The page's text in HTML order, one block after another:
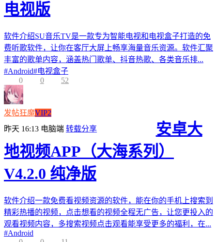
电视版
软件介绍SU音乐TV是一款专为智能电视和电视盒子打造的免
费听歌软件，让你在客厅大屏上畅享海量音乐资源。软件汇聚
丰富的歌单内容，涵盖热门歌单、抖音热歌、各类音乐排...
#Android#电视盒子
0
0 52
发帖狂魔VIP2
昨天 16:13 电脑端 转载分享
安卓大
地视频APP（大海系列）
V4.2.0 纯净版
软件介绍一款免费看视频资源的软件，能在你的手机上搜索到
精彩热播的视频，点击想看的视频全程无广告，让您更投入的
观看视频内容，多搜索视频点击观看能享受更多的福利，在...
#Android